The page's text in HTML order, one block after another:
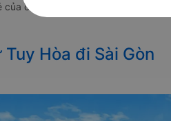
các hãng xe khách đi tuyến
Hòa đi Sài Gòn